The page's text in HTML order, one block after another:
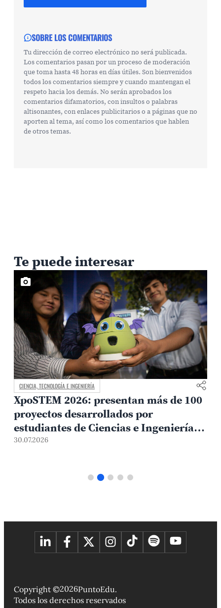
SOBRE LOS COMENTARIOS
Tu dirección de correo electrónico no será publicada.
Los comentarios pasan por un proceso de moderación
que toma hasta 48 horas en días útiles. Son bienvenidos
todos los comentarios siempre y cuando mantengan el
respeto hacia los demás. No serán aprobados los
comentarios difamatorios, con insultos o palabras
altisonantes, con enlaces publicitarios o a páginas que no
aporten al tema, así como los comentarios que hablen
de otros temas.
Te puede interesar
CIENCIA, TECNOLOGÍA E INGENIERÍA
XpoSTEM 2026: presentan más de 100
proyectos desarrollados por
estudiantes de Ciencias e Ingeniería
PUCP orientados a atender
30.07.2026
Copyright ©2026PuntoEdu.
Todos los derechos reservados